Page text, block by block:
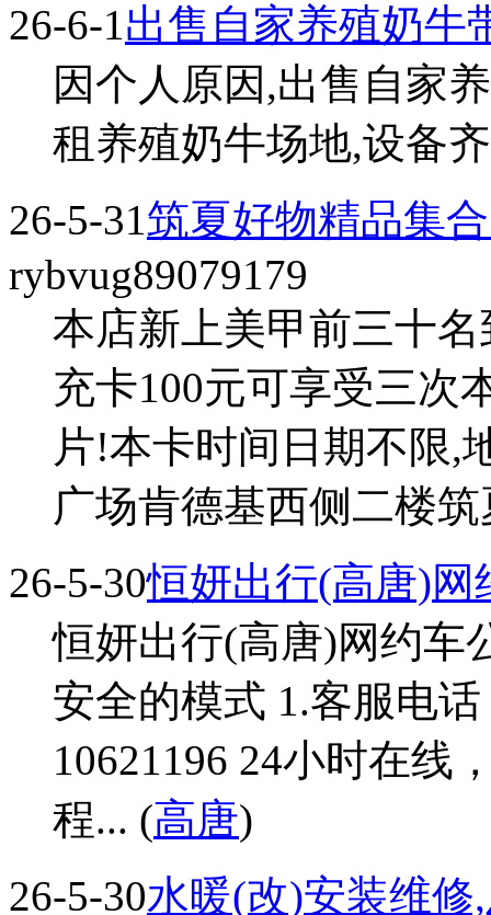
26-6-1出售自家养殖奶牛
因个人原因,出售自家
租养殖奶牛场地,设备
26-5-31筑夏好物精品集
rybvug89079179
本店新上美甲前三十
充卡100元可享受三次
片!本卡时间日期不限,
广场肯德基西侧二楼
26-5-30恒妍出行(高唐)网
恒妍出行(高唐)网约车
安全的模式 1.客服电话
10621196 24小时在线
程... (高唐)
26-5-30水暖(改)安装维修